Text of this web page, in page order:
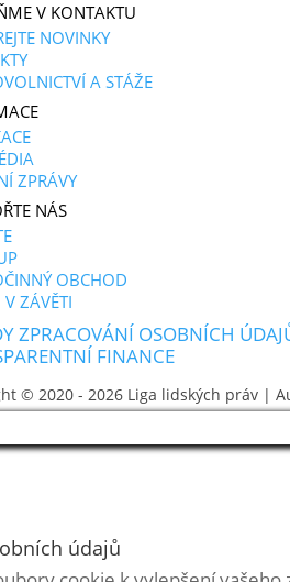
V KONTAKTU
NOVINKY
A STÁŽE
ZPRÁVY
NÁS
OBCHOD
ZÁVĚTI
ZPRACOVÁNÍ OSOBNÍCH
FINANCE
© 2020 - 2026 Liga lidských práv |
údajů